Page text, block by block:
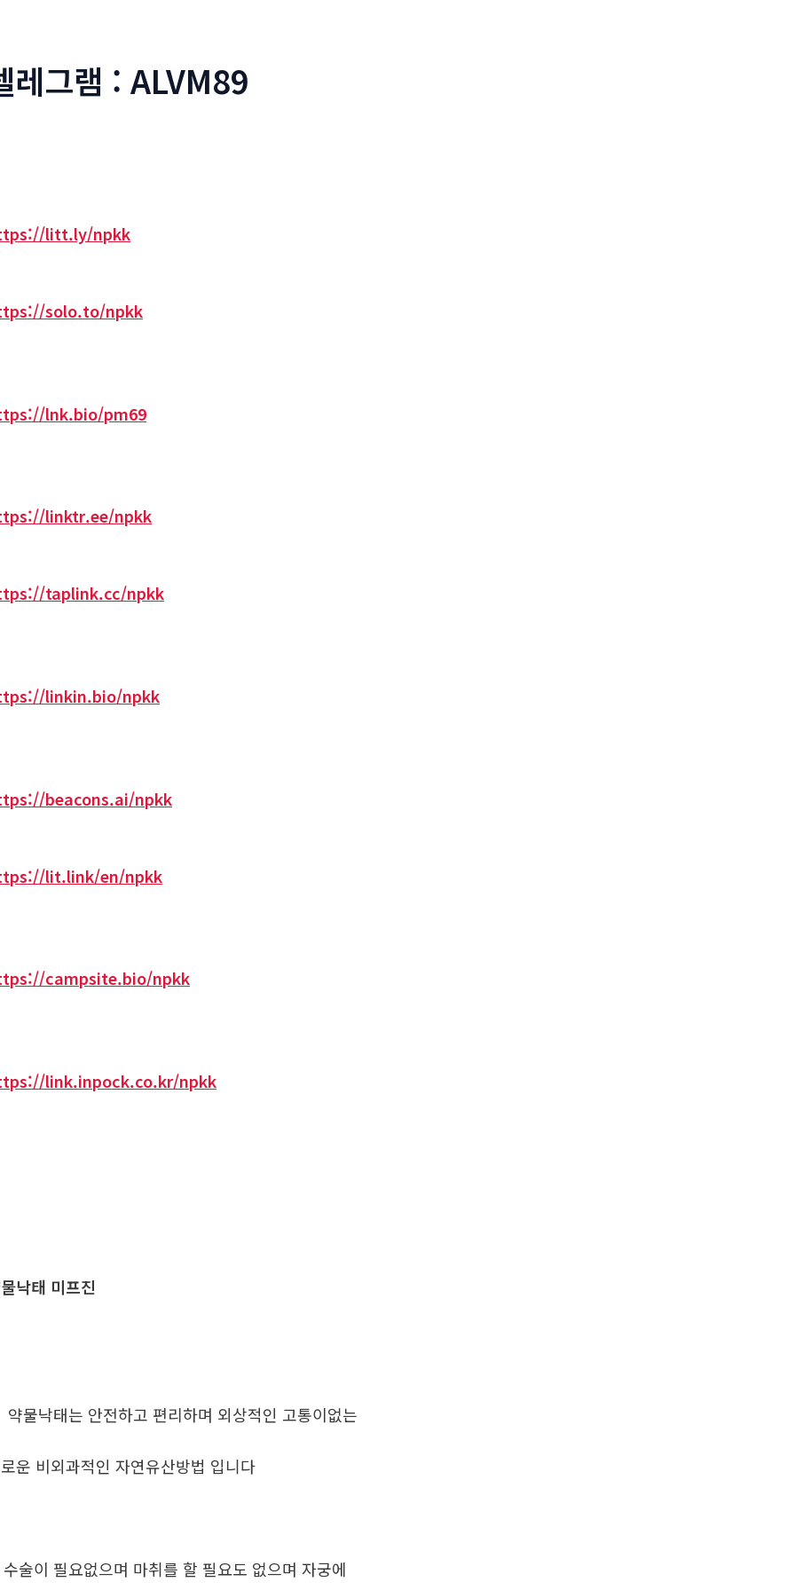
레그램 : ALVM89
litt.ly/npkk
solo.to/npkk
lnk.bio/pm69
linktr.ee/npkk
taplink.cc/npkk
linkin.bio/npkk
beacons.ai/npkk
lit.link/en/npkk
campsite.bio/npkk
link.inpock.co.kr/npkk
낙태 미프진
물낙태는 안전하고 편리하며 외상적인 고통이없는
운 비외과적인 자연유산방법 입니다
술이 필요없으며 마취를 할 필요도 없으며 자궁에